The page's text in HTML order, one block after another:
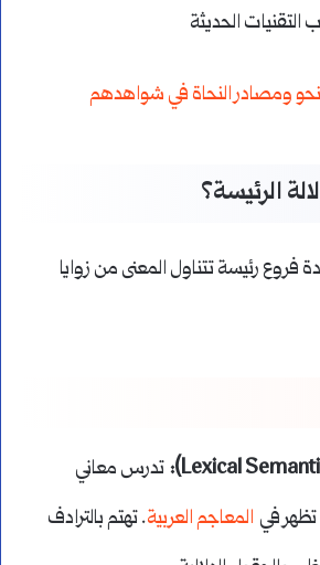
الحديثة
ومصادر النحاة في شواهدهم
الرئيسة؟
فروع رئيسة تتناول المعنى من زوايا
تدرس معاني
تظهر في المعاجم العربية. تهتم بالترادف